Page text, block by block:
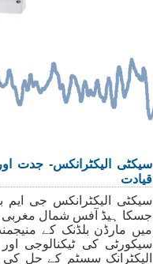
سیکٹی الیکٹرانکس- جدت
قیادت
سیکٹی الیکٹرانکس جی ایم
جسکا ہیڈ آفس شمال مغربی
میں مارڈن بلڈنک کے
سیکورٹی کی ٹیکنالوجی اور
الیکٹرانک سسٹم کے حل کی